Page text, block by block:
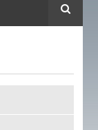
Suche